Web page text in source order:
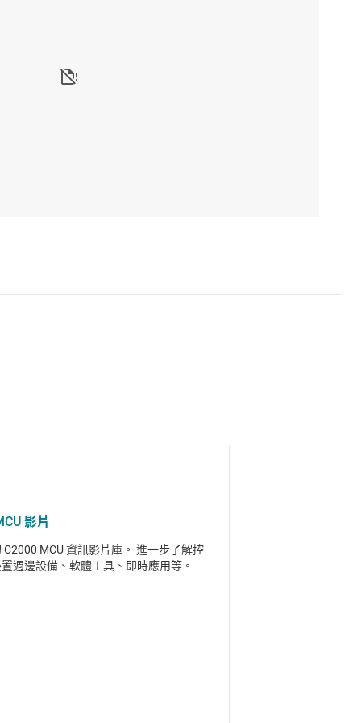
影片
C2000 MCU 資訊影片庫。 進一步了解控
週邊設備、軟體工具、即時應用等。